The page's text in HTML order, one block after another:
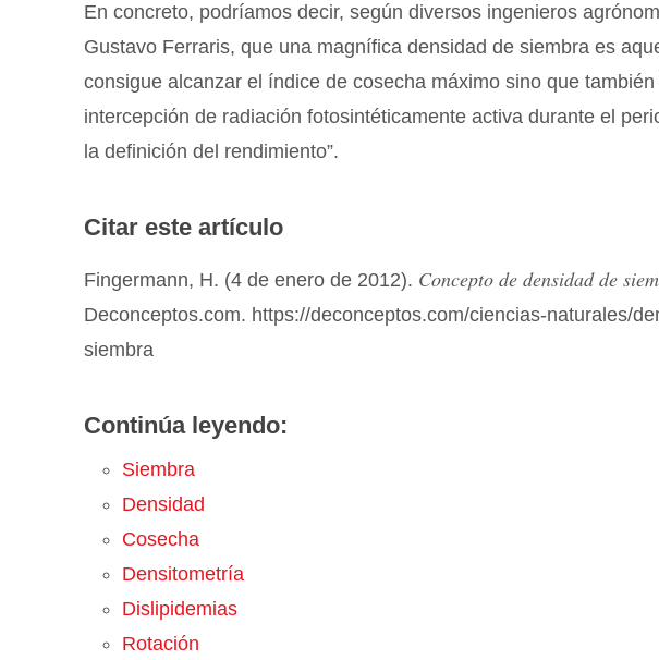
En concreto, podríamos decir, según diversos ingenieros
Gustavo Ferraris, que una magnífica densidad de siembra es
consigue alcanzar el índice de cosecha máximo sino que también
intercepción de radiación fotosintéticamente activa durante el
la definición del rendimiento”.
Citar este artículo
Fingermann, H. (4 de enero de 2012). Concepto de densidad de
Deconceptos.com. https://deconceptos.com/ciencias-naturales/
siembra
Continúa leyendo:
Siembra
Densidad
Cosecha
Densitometría
Dislipidemias
Rotación